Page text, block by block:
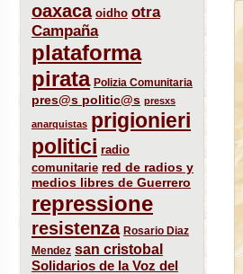
oaxaca oidho otra
Campaña
plataforma
pirata Polizia Comunitaria
pres@s politic@s presxs
anarquistas prigionieri
politici radio
comunitarie red de radios y
medios libres de Guerrero
repressione
resistenza Rosario Diaz
Mendez san cristobal
Solidarios de la Voz del